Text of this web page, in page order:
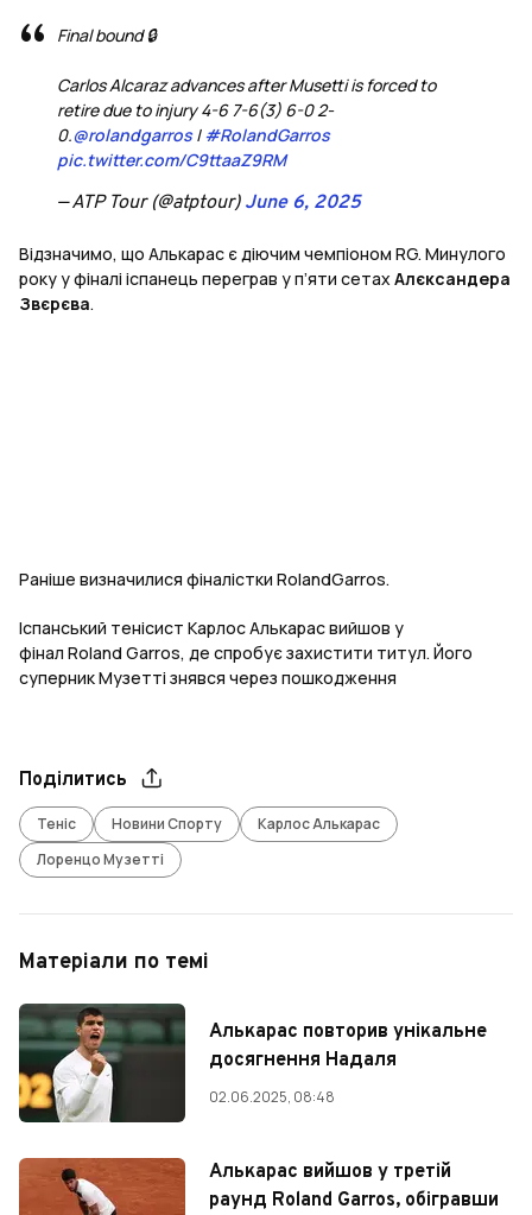
Final bound 🔒
Carlos Alcaraz advances after Musetti is forced to
retire due to injury 4-6 7-6(3) 6-0 2-
0.@rolandgarros|#RolandGarros
pic.twitter.com/C9ttaaZ9RM
— ATP Tour (@atptour) June 6, 2025
Відзначимо, що Алькарас є діючим чемпіоном RG. Минулого
року у фіналі іспанець переграв у п’яти сетах Алєксандера
Звєрєва.
Раніше визначилися фіналістки RolandGarros.
Іспанський тенісист Карлос Алькарас вийшов у
фінал Roland Garros, де спробує захистити титул. Його
суперник Музетті знявся через пошкодження
Поділитись
Теніс Новини Спорту
Карлос Алькарас
Лоренцо Музетті
Матеріали по темі
Алькарас повторив унікальне
досягнення Надаля
02.06.2025, 08:48
Алькарас вийшов у третій
раунд Roland Garros, обігравши